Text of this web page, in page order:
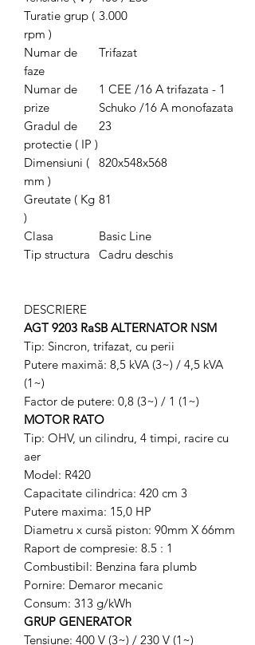
Turatie grup (
rpm )
3.000
Numar de
faze
Trifazat
Numar de
prize
1 CEE /16 A trifazata - 1
Schuko /16 A monofazata
Gradul de
protectie ( IP )
23
Dimensiuni (
mm )
820x548x568
Greutate ( Kg
)
81
Clasa
Basic Line
Tip structura
Cadru deschis
DESCRIERE
AGT 9203 RaSB ALTERNATOR NSM
Tip: Sincron, trifazat, cu perii
Putere maximă: 8,5 kVA (3~) / 4,5 kVA
(1~)
Factor de putere: 0,8 (3~) / 1 (1~)
MOTOR RATO
Tip: OHV, un cilindru, 4 timpi, racire cu
aer
Model: R420
Capacitate cilindrica: 420 cm 3
Putere maxima: 15,0 HP
Diametru x cursă piston: 90mm X 66mm
Raport de compresie: 8.5 : 1
Combustibil: Benzina fara plumb
Pornire: Demaror mecanic
Consum: 313 g/kWh
GRUP GENERATOR
Tensiune: 400 V (3~) / 230 V (1~)